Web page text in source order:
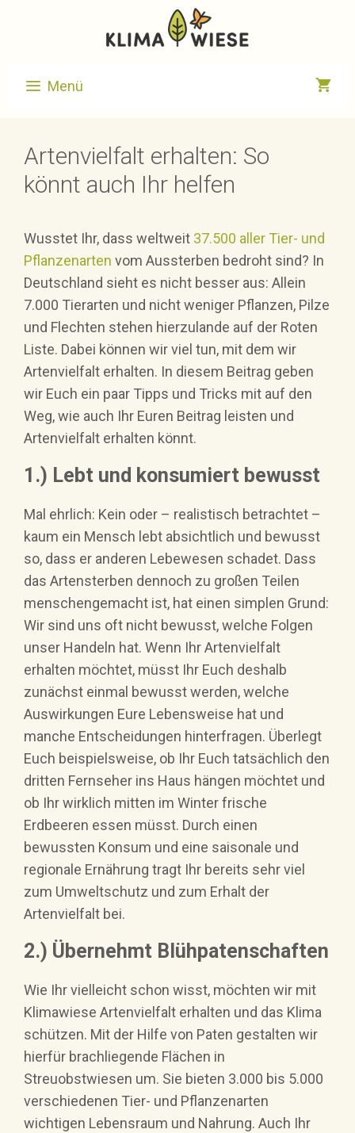
Menü
Artenvielfalt erhalten: So
könnt auch Ihr helfen
Wusstet Ihr, dass weltweit 37.500 aller Tier- und
Pflanzenarten vom Aussterben bedroht sind? In
Deutschland sieht es nicht besser aus: Allein
7.000 Tierarten und nicht weniger Pflanzen, Pilze
und Flechten stehen hierzulande auf der Roten
Liste. Dabei können wir viel tun, mit dem wir
Artenvielfalt erhalten. In diesem Beitrag geben
wir Euch ein paar Tipps und Tricks mit auf den
Weg, wie auch Ihr Euren Beitrag leisten und
Artenvielfalt erhalten könnt.
1.) Lebt und konsumiert bewusst
Mal ehrlich: Kein oder – realistisch betrachtet –
kaum ein Mensch lebt absichtlich und bewusst
so, dass er anderen Lebewesen schadet. Dass
das Artensterben dennoch zu großen Teilen
menschengemacht ist, hat einen simplen Grund:
Wir sind uns oft nicht bewusst, welche Folgen
unser Handeln hat. Wenn Ihr Artenvielfalt
erhalten möchtet, müsst Ihr Euch deshalb
zunächst einmal bewusst werden, welche
Auswirkungen Eure Lebensweise hat und
manche Entscheidungen hinterfragen. Überlegt
Euch beispielsweise, ob Ihr Euch tatsächlich den
dritten Fernseher ins Haus hängen möchtet und
ob Ihr wirklich mitten im Winter frische
Erdbeeren essen müsst. Durch einen
bewussten Konsum und eine saisonale und
regionale Ernährung tragt Ihr bereits sehr viel
zum Umweltschutz und zum Erhalt der
Artenvielfalt bei.
2.) Übernehmt Blühpatenschaften
Wie Ihr vielleicht schon wisst, möchten wir mit
Klimawiese Artenvielfalt erhalten und das Klima
schützen. Mit der Hilfe von Paten gestalten wir
hierfür brachliegende Flächen in
Streuobstwiesen um. Sie bieten 3.000 bis 5.000
verschiedenen Tier- und Pflanzenarten
wichtigen Lebensraum und Nahrung. Auch Ihr